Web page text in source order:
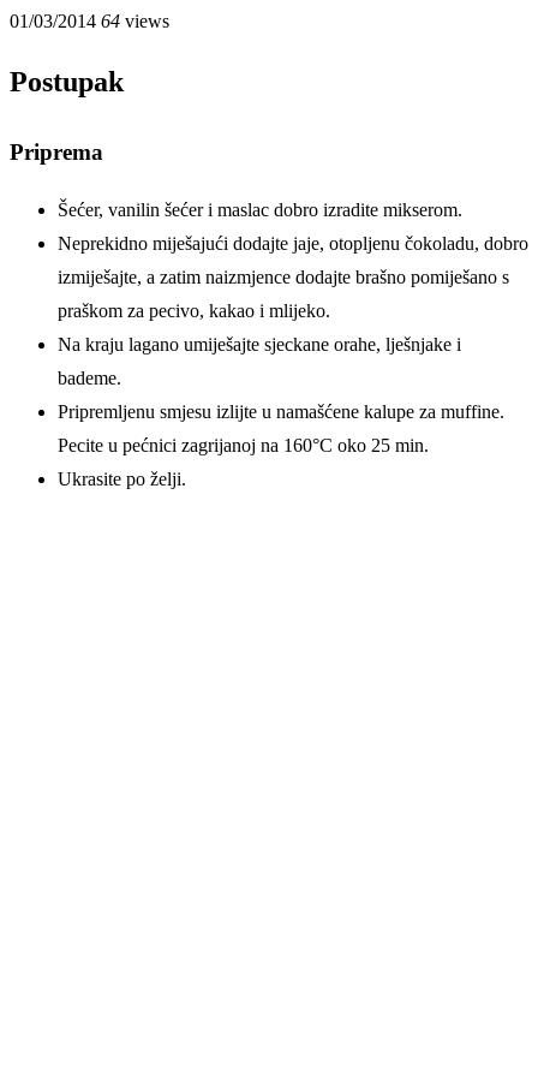
01/03/2014 64 views
Postupak
Priprema
Šećer, vanilin šećer i maslac dobro izradite mikserom.
Neprekidno miješajući dodajte jaje, otopljenu čokoladu, dobro
izmiješajte, a zatim naizmjence dodajte brašno pomiješano s
praškom za pecivo, kakao i mlijeko.
Na kraju lagano umiješajte sjeckane orahe, lješnjake i
bademe.
Pripremljenu smjesu izlijte u namašćene kalupe za muffine.
Pecite u pećnici zagrijanoj na 160°C oko 25 min.
Ukrasite po želji.